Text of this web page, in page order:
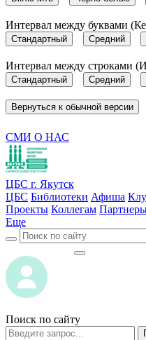
Интервал между буквами
Стандартный Средний
Интервал между строками
Стандартный Средний
Вернуться к обычной версии
СМИ О НАС
ЦБС г. Якутск
ЦБС Библиотеки Афиша
Проекты Коллегам
Еще
Поиск по сайту